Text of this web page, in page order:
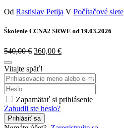
Od Rastislav Petija V Počítačové siete
Školenie CCNA2 SRWE od 19.03.2026
540,00€ 360,00 €
Vitajte späť!
Zapamätať si prihlásenie
Zabudli ste heslo?
Prihlásiť sa